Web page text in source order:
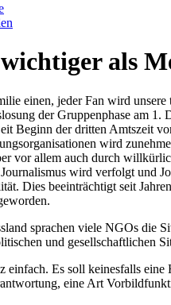
als
einen, jeder Fan wird
der Gruppenphase am
Beginn der dritten Amtszeit
wird
vor allem auch durch
wird verfolgt und
Dies beeinträchtigt seit
sprachen viele NGOs die
und gesellschaftlichen
einfach. Es soll keinesfalls
eine Art